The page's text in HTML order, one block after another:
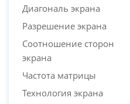
Диагональ экрана
Разрешение экрана
Соотношение сторон
экрана
Частота матрицы
Технология экрана